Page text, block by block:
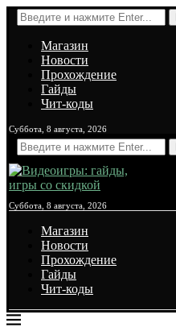
Магазин
Новости
Прохождение
Гайды
Чит-коды
Суббота, 8 августа, 2026
Суббота, 8 августа, 2026
Магазин
Новости
Прохождение
Гайды
Чит-коды